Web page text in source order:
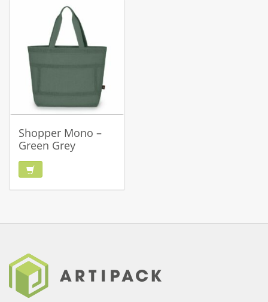
Shopper Mono –
Green Grey